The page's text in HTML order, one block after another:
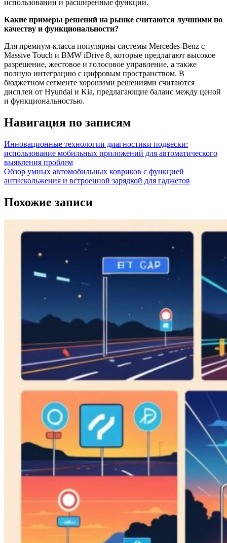
использовании и расширенные функции.
Какие примеры решений на рынке считаются лучшими по
качеству и функциональности?
Для премиум-класса популярны системы Mercedes-Benz с
Massive Touch и BMW iDrive 8, которые предлагают высокое
разрешение, жестовое и голосовое управление, а также
полную интеграцию с цифровым пространством. В
бюджетном сегменте хорошими решениями считаются
дисплеи от Hyundai и Kia, предлагающие баланс между ценой
и функциональностью.
Навигация по записям
Инновационные технологии диагностики подвески:
использование мобильных приложений для автоматического
выявления проблем
Обзор умных автомобильных ковриков с функцией
антискольжения и встроенной зарядкой для гаджетов
Похожие записи